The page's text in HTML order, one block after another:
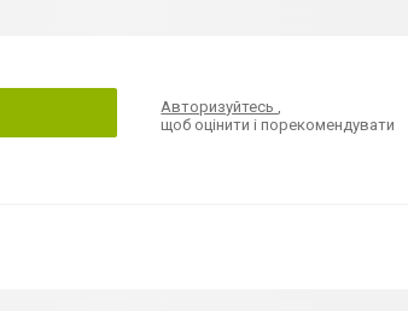
Авторизуйтесь,
щоб оцінити і порекомендувати